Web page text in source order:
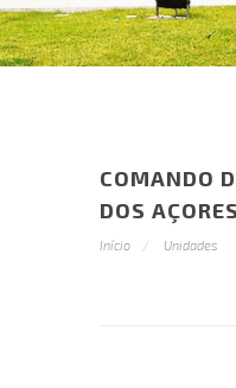
COMANDO
DOS AÇORES
Início Unidades